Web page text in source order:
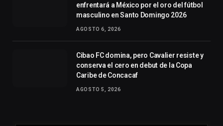
enfrentará a México por el oro del fútbol
masculino en Santo Domingo 2026
AGOSTO 6, 2026
Cibao FC domina, pero Cavalier resiste y
conserva el cero en debut de la Copa
Caribe de Concacaf
AGOSTO 5, 2026